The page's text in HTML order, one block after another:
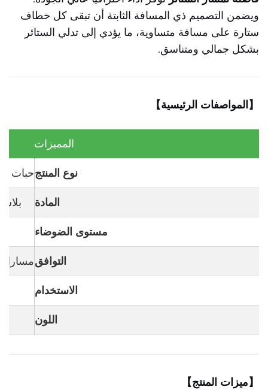
ويضمن التصميم ذي المسافة الثابتة أن تبقى كل خطاف
ستارة على مسافة متساوية، ما يؤدي إلى تدلي الستائر
بشكل جمالي ومتناسق.
【المواصفات الرئيسية】
المميزات
نوع المنتجحبات
المادة
مستوى الضوضاء
التوافق
الاستخدام
اللون
【ميزات المنتج】